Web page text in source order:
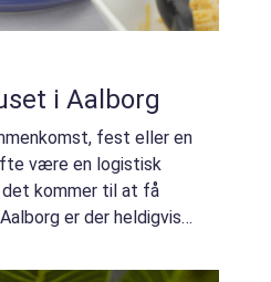
i Aalborg
fest eller en
være en logistisk
kommer til at få
er der heldigvis